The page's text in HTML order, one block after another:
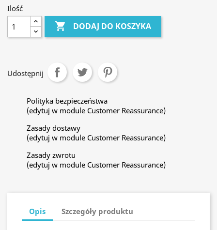
Ilość
 DODAJ DO KOSZYKA
Udostępnij
Polityka bezpieczeństwa
(edytuj w module Customer Reassurance)
Zasady dostawy
(edytuj w module Customer Reassurance)
Zasady zwrotu
(edytuj w module Customer Reassurance)
Opis Szczegóły produktu